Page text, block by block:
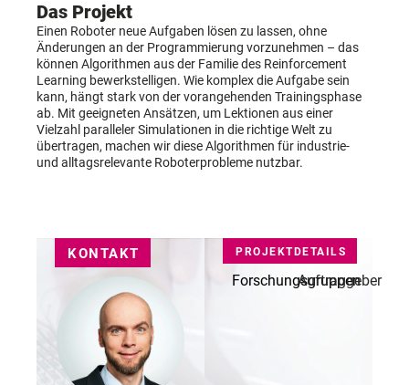
Das Projekt
Einen Roboter neue Aufgaben lösen zu lassen, ohne
Änderungen an der Programmierung vorzunehmen – das
können Algorithmen aus der Familie des Reinforcement
Learning bewerkstelligen. Wie komplex die Aufgabe sein
kann, hängt stark von der vorangehenden Trainingsphase
ab. Mit geeigneten Ansätzen, um Lektionen aus einer
Vielzahl paralleler Simulationen in die richtige Welt zu
übertragen, machen wir diese Algorithmen für industrie-
und alltagsrelevante Roboterprobleme nutzbar.
KONTAKT PROJEKTDETAILS
Forschungsgruppen
Auftraggeber